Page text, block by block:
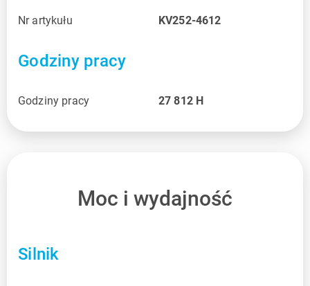
Nr artykułu KV252-4612
Godziny pracy
Godziny pracy 27 812 H
Moc i wydajność
Silnik